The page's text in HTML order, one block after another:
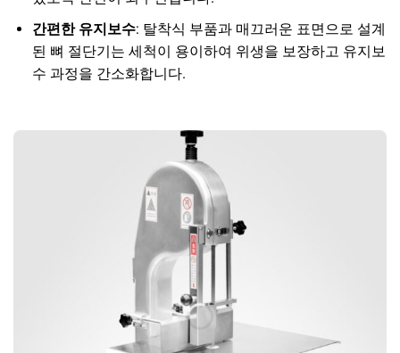
간편한 유지보수: 탈착식 부품과 매끄러운 표면으로 설계
된 뼈 절단기는 세척이 용이하여 위생을 보장하고 유지보
수 과정을 간소화합니다.